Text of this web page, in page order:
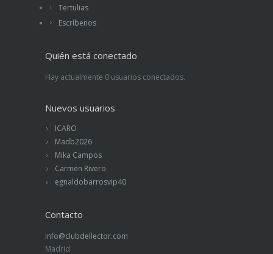
Tertulias
Escríbenos
Quién está conectado
Hay actualmente 0 usuarios conectados.
Nuevos usuarios
ICARO
Madb2026
Mika Campos
Carmen Rivero
egnaldobarrosvip40
Contacto
info@clubdellector.com
Madrid